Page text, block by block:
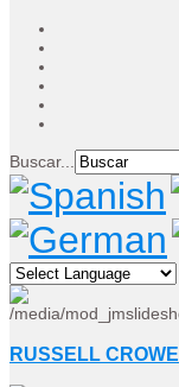
Buscar...
RUSSELL CROWE